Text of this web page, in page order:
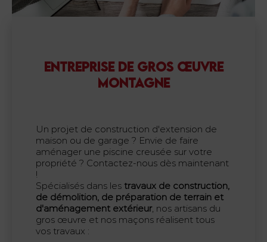
ENTREPRISE DE GROS ŒUVRE
MONTAGNE
Un projet de construction d'extension de
maison ou de garage ? Envie de faire
aménager une piscine creusée sur votre
propriété ? Contactez-nous dès maintenant
!
Spécialisés dans les travaux de construction,
de démolition, de préparation de terrain et
d'aménagement extérieur, nos artisans du
gros œuvre et nos maçons réalisent tous
vos travaux :